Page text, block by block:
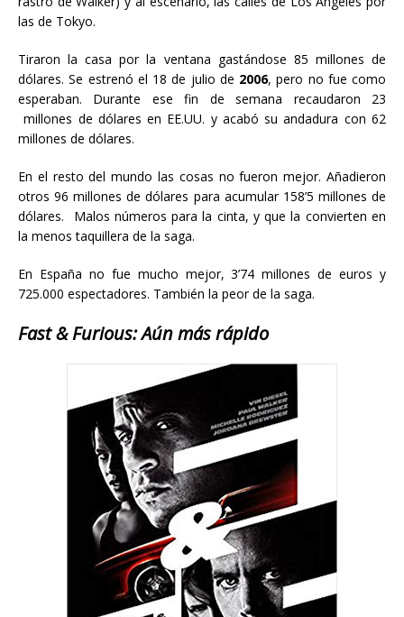
las de Tokyo.
Tiraron la casa por la ventana gastándose 85 millones de
dólares. Se estrenó el 18 de julio de 2006, pero no fue como
esperaban. Durante ese fin de semana recaudaron 23
millones de dólares en EE.UU. y acabó su andadura con 62
millones de dólares.
En el resto del mundo las cosas no fueron mejor. Añadieron
otros 96 millones de dólares para acumular 158’5 millones de
dólares. Malos números para la cinta, y que la convierten en
la menos taquillera de la saga.
En España no fue mucho mejor, 3’74 millones de euros y
725.000 espectadores. También la peor de la saga.
Fast & Furious: Aún más rápido